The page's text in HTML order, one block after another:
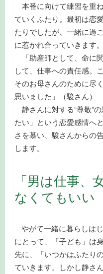
本番に向けて練習を重
ていくふたり。最初は恋
たりでしたが、一緒に過
に惹かれ合っていきます。
「助産師として、命に
して、仕事への責任感。
そのお母さんのために尽
思いました」（駿さん）
静さんに対する“尊敬”
たい」という恋愛感情へ
さを慕い、駿さんからの
します。
「男は仕事、
なくてもいい
やがて一緒に暮らしは
にとって、「子ども」は
先に、「いつかはふたり
ていきます。しかし静さ